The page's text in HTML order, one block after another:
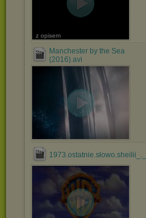
z opisem
Manchester by the Sea
(2016).avi